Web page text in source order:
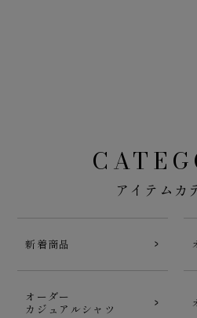
アイテムカ
新着商品
オーダー
カジュアルシャツ